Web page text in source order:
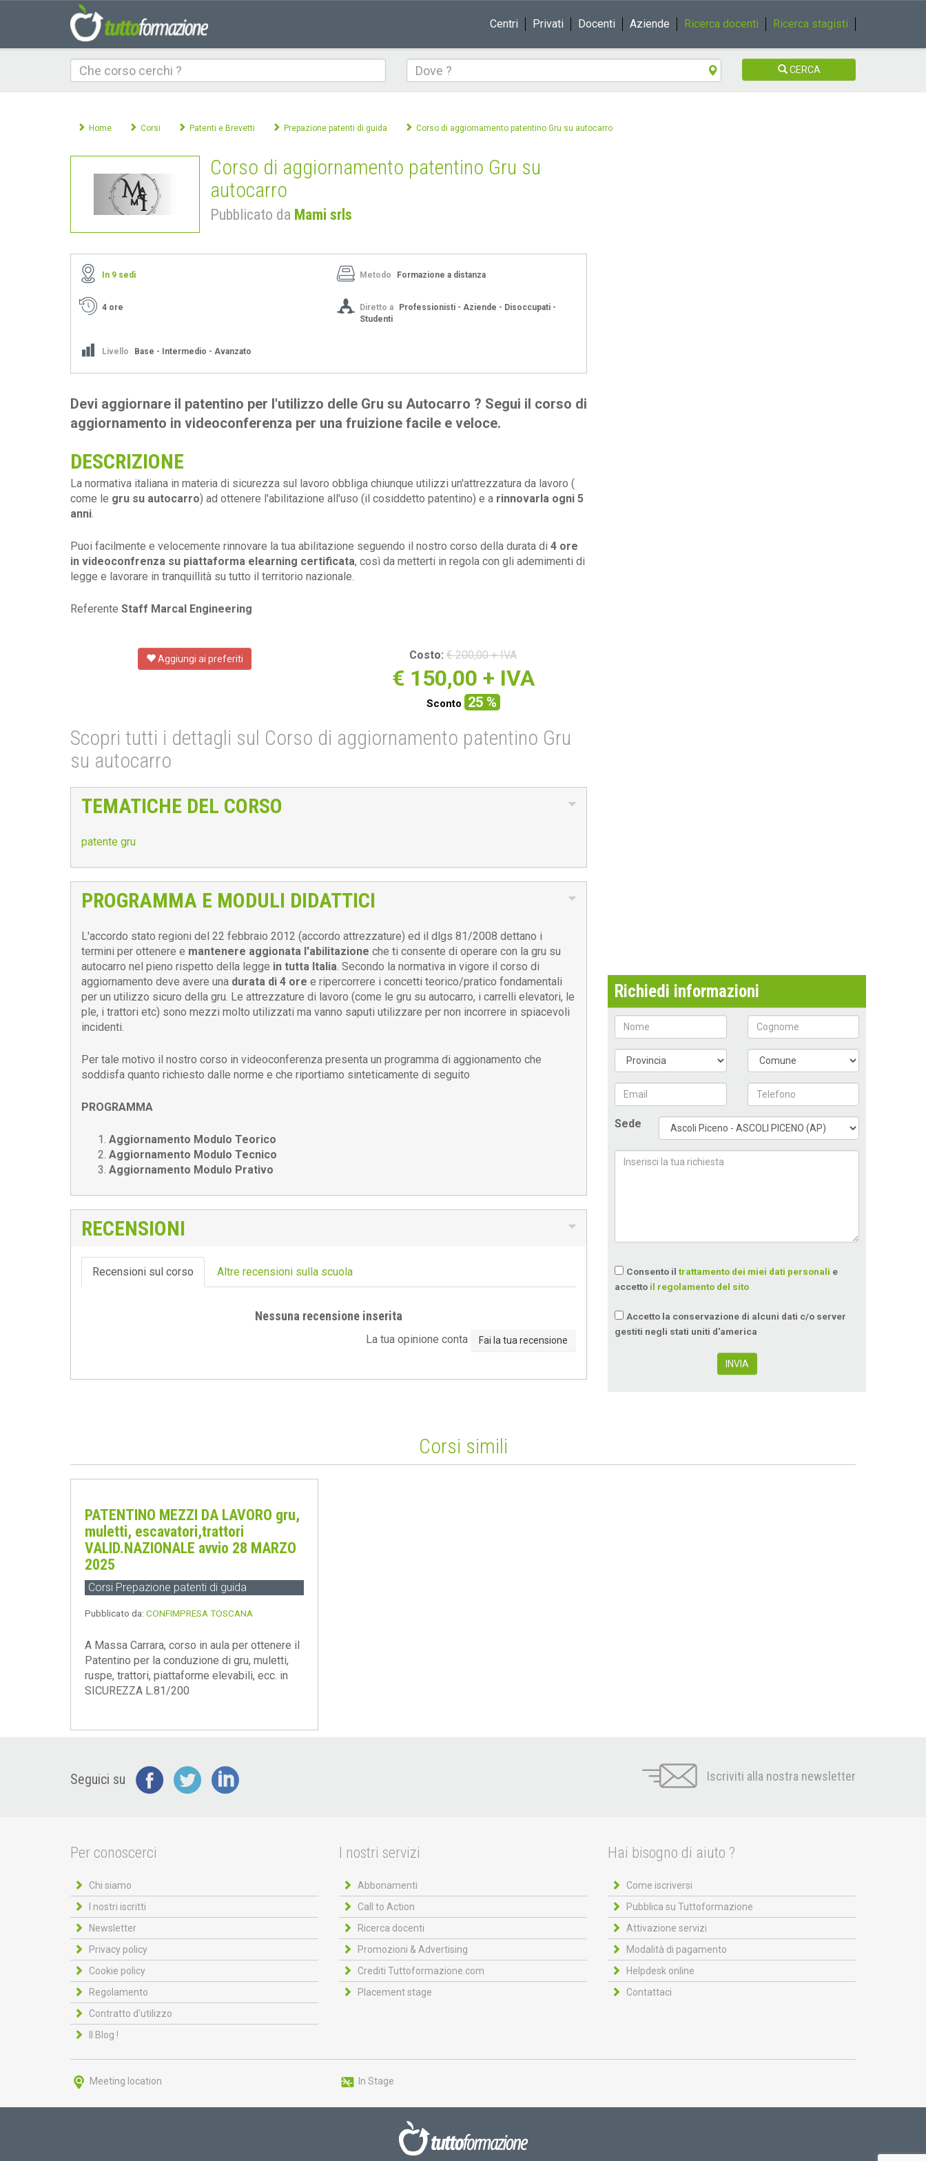
Centri Privati Docenti Aziende Ricerca docenti Ricerca stagisti
Che
corso
Dove CERCA
Home Corsi Patenti e Brevetti Prepazione patenti di guida Corso di aggiornamento patentino Gru su autocarro
Corso di aggiornamento patentino Gru su
autocarro
Pubblicato da Mami srls
In 9 sedi Metodo Formazione a distanza
4 ore Diretto a
Professionisti - Aziende - Disoccupati -
Studenti
Livello Base - Intermedio - Avanzato
Devi aggiornare il patentino per l'utilizzo delle Gru su Autocarro ? Segui il corso di
aggiornamento in videoconferenza per una fruizione facile e veloce.
DESCRIZIONE
La normativa italiana in materia di sicurezza sul lavoro obbliga chiunque utilizzi un'attrezzatura da lavoro (
come le gru su autocarro) ad ottenere l'abilitazione all'uso (il cosiddetto patentino) e a rinnovarla ogni 5
anni.
Puoi facilmente e velocemente rinnovare la tua abilitazione seguendo il nostro corso della durata di 4 ore
in videoconfrenza su piattaforma elearning certificata, così da metterti in regola con gli ademimenti di
legge e lavorare in tranquillità su tutto il territorio nazionale.
Referente Staff Marcal Engineering
Aggiungi ai preferiti Costo: € 200,00 + IVA
€ 150,00 + IVA
Sconto 25 %
Scopri tutti i dettagli sul Corso di aggiornamento patentino Gru
su autocarro
TEMATICHE DEL CORSO
patente gru
PROGRAMMA E MODULI DIDATTICI
L'accordo stato regioni del 22 febbraio 2012 (accordo attrezzature) ed il dlgs 81/2008 dettano i
termini per ottenere e mantenere aggionata l'abilitazione che ti consente di operare con la gru su
autocarro nel pieno rispetto della legge in tutta Italia. Secondo la normativa in vigore il corso di
aggiornamento deve avere una durata di 4 ore e ripercorrere i concetti teorico/pratico fondamentali
per un utilizzo sicuro della gru. Le attrezzature di lavoro (come le gru su autocarro, i carrelli elevatori, le
ple, i trattori etc) sono mezzi molto utilizzati ma vanno saputi utilizzare per non incorrere in spiacevoli
incidenti.
Per tale motivo il nostro corso in videoconferenza presenta un programma di aggionamento che
soddisfa quanto richiesto dalle norme e che riportiamo sinteticamente di seguito
PROGRAMMA
Aggiornamento Modulo Teorico
Aggiornamento Modulo Tecnico
Aggiornamento Modulo Prativo
RECENSIONI
Recensioni sul corso Altre recensioni sulla scuola
Nessuna recensione inserita
La tua opinione conta Fai la tua recensione
Richiedi informazioni
Sede
Consento il trattamento dei miei dati personali e
accetto il regolamento del sito
Accetto la conservazione di alcuni dati c/o server
gestiti negli stati uniti d'america
INVIA
Corsi simili
PATENTINO MEZZI DA LAVORO gru,
muletti, escavatori,trattori
VALID.NAZIONALE avvio 28 MARZO
2025
Corsi Prepazione patenti di guida
Pubblicato da: CONFIMPRESA TOSCANA
A Massa Carrara, corso in aula per ottenere il
Patentino per la conduzione di gru, muletti,
ruspe, trattori, piattaforme elevabili, ecc. in
SICUREZZA L.81/200
Seguici su Iscriviti alla nostra newsletter
Per conoscerci
Chi siamo
I nostri iscritti
Newsletter
Privacy policy
Cookie policy
Regolamento
Contratto d'utilizzo
Il Blog !
I nostri servizi
Abbonamenti
Call to Action
Ricerca docenti
Promozioni & Advertising
Crediti Tuttoformazione.com
Placement stage
Hai bisogno di aiuto ?
Come iscriversi
Pubblica su Tuttoformazione
Attivazione servizi
Modalità di pagamento
Helpdesk online
Contattaci
Meeting location In Stage